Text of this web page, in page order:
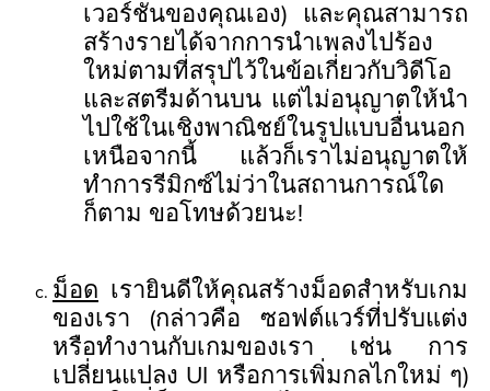
เวอร์ชันของคุณเอง) และคุณสามารถ
สร้างรายได้จากการนำเพลงไปร้อง
ใหม่ตามที่สรุปไว้ในข้อเกี่ยวกับวิดีโอ
และสตรีมด้านบน แต่ไม่อนุญาตให้นำ
ไปใช้ในเชิงพาณิชย์ในรูปแบบอื่นนอก
เหนือจากนี้ แล้วก็เราไม่อนุญาตให้
ทำการรีมิกซ์ไม่ว่าในสถานการณ์ใด
ก็ตาม ขอโทษด้วยนะ!
ม็อด เรายินดีให้คุณสร้างม็อดสำหรับเกม
ของเรา (กล่าวคือ ซอฟต์แวร์ที่ปรับแต่ง
หรือทำงานกับเกมของเรา เช่น การ
เปลี่ยนแปลง UI หรือการเพิ่มกลไกใหม่ ๆ)